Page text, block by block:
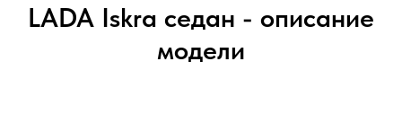
LADA Iskra седан - описание
модели